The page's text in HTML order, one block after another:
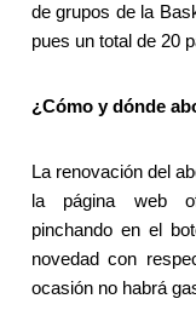
de grupos de la
pues un total de 20
¿Cómo y dónde
La renovación del
la página web
pinchando en el
novedad con
ocasión no habrá